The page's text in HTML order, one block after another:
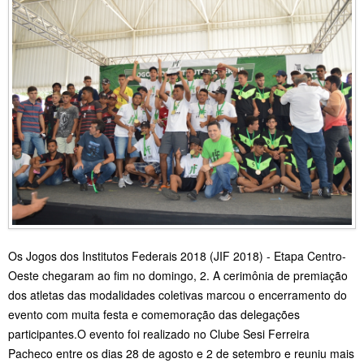
Os Jogos dos Institutos Federais 2018 (JIF 2018) - Etapa Centro-
Oeste chegaram ao fim no domingo, 2. A cerimônia de premiação
dos atletas das modalidades coletivas marcou o encerramento do
evento com muita festa e comemoração das delegações
participantes.O evento foi realizado no Clube Sesi Ferreira
Pacheco entre os dias 28 de agosto e 2 de setembro e reuniu mais